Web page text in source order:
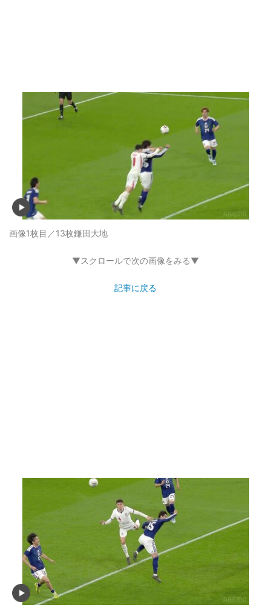
画像1枚目／13枚鎌田大地
▼スクロールで次の画像をみる▼
記事に戻る